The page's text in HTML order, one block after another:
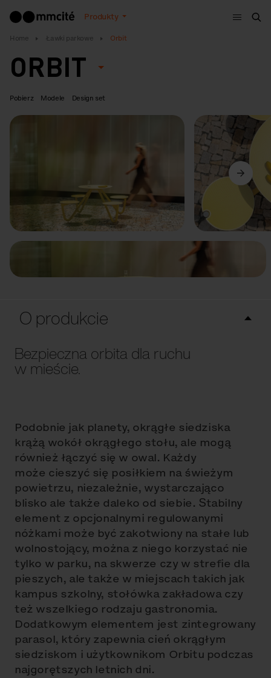
Produkty
Menu
Home Ławki parkowe Orbit
ORBIT
Pobierz Modele Design set
Poprzedni
O produkcie
Bezpieczna orbita dla ruchu
w mieście.
Podobnie jak planety, okrągłe siedziska
krążą wokół okrągłego stołu, ale mogą
również łączyć się w owal. Każdy
może cieszyć się posiłkiem na świeżym
powietrzu, niezależnie, wystarczająco
blisko ale także daleko od siebie. Stabilny
element z opcjonalnymi regulowanymi
nóżkami może być zakotwiony na stałe lub
wolnostojący, można z niego korzystać nie
tylko w parku, na skwerze czy w strefie dla
pieszych, ale także w miejscach takich jak
kampus szkolny, stołówka zakładowa czy
też wszelkiego rodzaju gastronomia.
Dodatkowym elementem jest zintegrowany
parasol, który zapewnia cień okrągłym
siedziskom i użytkownikom Orbitu podczas
najgorętszych letnich dni.